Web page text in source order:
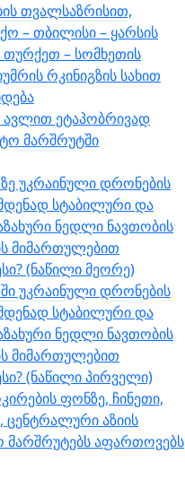
თვალსაზრისით,
– თბილისი – ყარსის
– სომხეთის
რკინიგზის სახით
ავლით ეტაპობრივად
მარშრუტში
უკრაინული დრონების
სტაბილური და
ნედლი ნავთობის
მიმართულებით
(ნაწილი მეორე)
უკრაინული დრონების
სტაბილური და
ნედლი ნავთობის
მიმართულებით
(ნაწილი პირველი)
ფონზე, ჩინეთი,
ცენტრალური აზიის
აფართოვებს